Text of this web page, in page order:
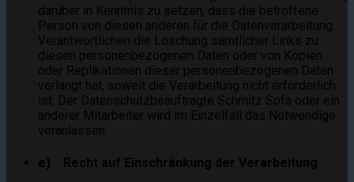
darüber in Kenntnis zu setzen, dass die betroffene
Person von diesen anderen für die Datenverarbeitung
Verantwortlichen die Löschung sämtlicher Links zu
diesen personenbezogenen Daten oder von Kopien
oder Replikationen dieser personenbezogenen Daten
verlangt hat, soweit die Verarbeitung nicht erforderlich
ist. Der Datenschutzbeauftragte Schmitz Sofa oder ein
anderer Mitarbeiter wird im Einzelfall das Notwendige
veranlassen.
e) Recht auf Einschränkung der Verarbeitung